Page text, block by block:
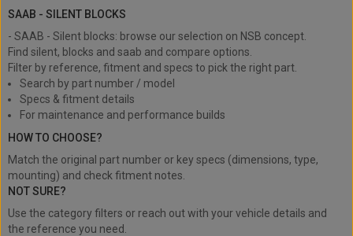
SAAB - SILENT BLOCKS
- SAAB - Silent blocks: browse our selection on NSB concept.
Find silent, blocks and saab and compare options.
Filter by reference, fitment and specs to pick the right part.
Search by part number / model
Specs & fitment details
For maintenance and performance builds
HOW TO CHOOSE?
Match the original part number or key specs (dimensions, type,
mounting) and check fitment notes.
NOT SURE?
Use the category filters or reach out with your vehicle details and
the reference you need.